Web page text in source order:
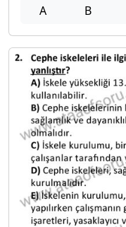
A B